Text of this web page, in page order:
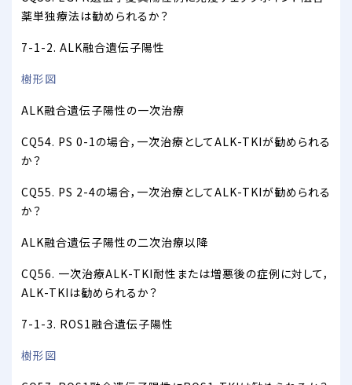
薬単独療法は勧められるか？
7-1-2. ALK融合遺伝子陽性
樹形図
ALK融合遺伝子陽性の一次治療
CQ54. PS 0-1の場合，一次治療としてALK-TKIが勧められる
か？
CQ55. PS 2-4の場合，一次治療としてALK-TKIが勧められる
か？
ALK融合遺伝子陽性の二次治療以降
CQ56. 一次治療ALK-TKI耐性または増悪後の症例に対して，
ALK-TKIは勧められるか？
7-1-3. ROS1融合遺伝子陽性
樹形図